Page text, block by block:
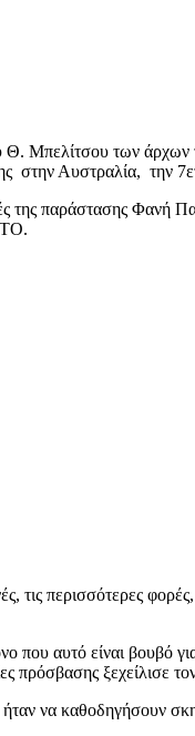
Μπελίτσου των άρχων
στην Αυστραλία, την
της παράστασης Φανή
τις περισσότερες
που αυτό είναι βουβό
πρόσβασης
να καθοδηγήσουν